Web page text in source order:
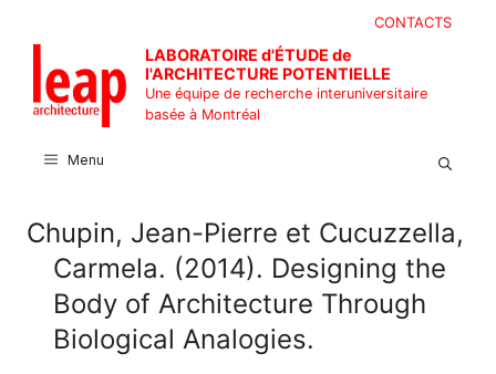
contenu
CONTACTS
LABORATOIRE d'ÉTUDE de
l'ARCHITECTURE POTENTIELLE
Une équipe de recherche interuniversitaire
basée à Montréal
Menu
Chupin, Jean-Pierre et Cucuzzella,
Carmela. (2014). Designing the
Body of Architecture Through
Biological Analogies.